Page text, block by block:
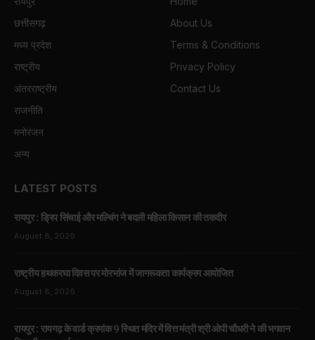
छत्तीसगढ़
मध्य प्रदेश
राष्ट्रीय
अंतरराष्ट्रीय
राजनीति
मनोरंजन
अन्य
About Us
Terms & Conditions
Privacy Policy
Contact Us
LATEST POSTS
रायपुर : ड्रिप सिंचाई और मल्चिंग ने बदली महिला किसान की तकदीर
August 8, 2026
राष्ट्रीय हथकरघा दिवस पर मोरभांज में जागरूकता कार्यक्रम आयोजित
August 8, 2026
रायपुर : रायगढ़ के वार्ड क्रमांक 9 स्थित मंदिर में वित्त मंत्री श्री ओपी चौधरी ने की भगवान